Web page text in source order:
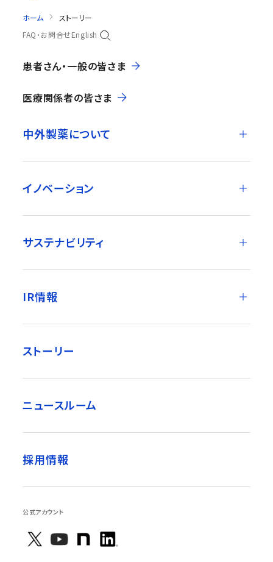
ホーム
ストーリー
FAQ・お問合せEnglish
患者さん・一般の皆さま
医療関係者の皆さま
中外製薬について
イノベーション
サステナビリティ
IR情報
ストーリー
ニュースルーム
採用情報
公式アカウント